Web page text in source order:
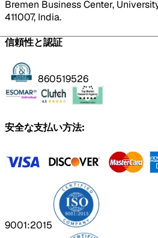
Bremen Business Center,
411007, India.
信頼性と認証
860519526
安全な支払い方法:
9001:2015